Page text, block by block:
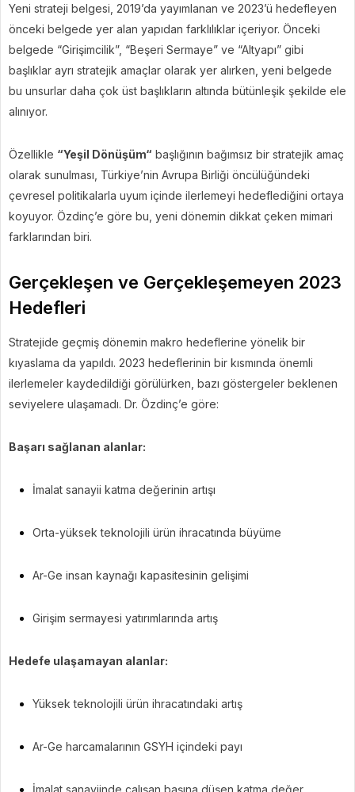
Yeni strateji belgesi, 2019’da yayımlanan ve 2023’ü hedefleyen
önceki belgede yer alan yapıdan farklılıklar içeriyor. Önceki
belgede “Girişimcilik”, “Beşeri Sermaye” ve “Altyapı” gibi
başlıklar ayrı stratejik amaçlar olarak yer alırken, yeni belgede
bu unsurlar daha çok üst başlıkların altında bütünleşik şekilde ele
alınıyor.
Özellikle “Yeşil Dönüşüm“ başlığının bağımsız bir stratejik amaç
olarak sunulması, Türkiye’nin Avrupa Birliği öncülüğündeki
çevresel politikalarla uyum içinde ilerlemeyi hedeflediğini ortaya
koyuyor. Özdinç’e göre bu, yeni dönemin dikkat çeken mimari
farklarından biri.
Gerçekleşen ve Gerçekleşemeyen 2023
Hedefleri
Stratejide geçmiş dönemin makro hedeflerine yönelik bir
kıyaslama da yapıldı. 2023 hedeflerinin bir kısmında önemli
ilerlemeler kaydedildiği görülürken, bazı göstergeler beklenen
seviyelere ulaşamadı. Dr. Özdinç’e göre:
Başarı sağlanan alanlar:
İmalat sanayii katma değerinin artışı
Orta-yüksek teknolojili ürün ihracatında büyüme
Ar-Ge insan kaynağı kapasitesinin gelişimi
Girişim sermayesi yatırımlarında artış
Hedefe ulaşamayan alanlar:
Yüksek teknolojili ürün ihracatındaki artış
Ar-Ge harcamalarının GSYH içindeki payı
İmalat sanayiinde çalışan başına düşen katma değer